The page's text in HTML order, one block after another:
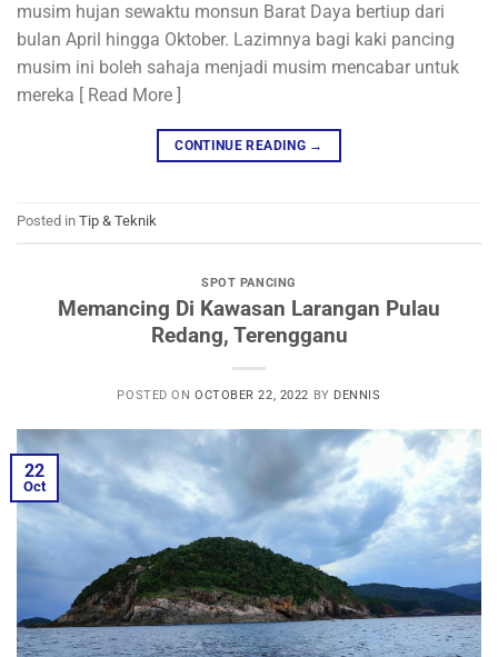
musim hujan sewaktu monsun Barat Daya bertiup dari
bulan April hingga Oktober. Lazimnya bagi kaki pancing
musim ini boleh sahaja menjadi musim mencabar untuk
mereka [ Read More ]
CONTINUE READING →
Posted in Tip & Teknik
SPOT PANCING
Memancing Di Kawasan Larangan Pulau
Redang, Terengganu
POSTED ON OCTOBER 22, 2022 BY DENNIS
22
Oct